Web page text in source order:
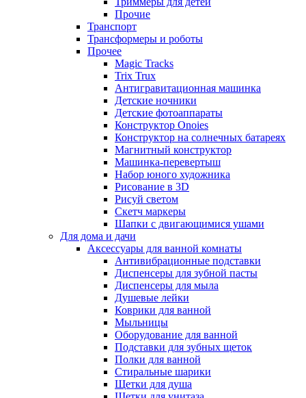
Прочие
Транспорт
Трансформеры и роботы
Прочее
Magic Tracks
Trix Trux
Антигравитационная машинка
Детские ночники
Детские фотоаппараты
Конструктор Onoies
Конструктор на солнечных батареях
Магнитный конструктор
Машинка-перевертыш
Набор юного художника
Рисование в 3D
Рисуй светом
Скетч маркеры
Шапки с двигающимися ушами
Для дома и дачи
Аксессуары для ванной комнаты
Антивибрационные подставки
Диспенсеры для зубной пасты
Диспенсеры для мыла
Душевые лейки
Коврики для ванной
Мыльницы
Оборудование для ванной
Подставки для зубных щеток
Полки для ванной
Стиральные шарики
Щетки для душа